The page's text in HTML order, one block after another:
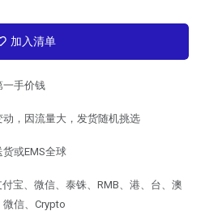
加入清单
一手价钱
，因流量大，发货随机挑选
或EMS全球
宝、微信、泰铢、RMB、港、台、澳
信、Crypto